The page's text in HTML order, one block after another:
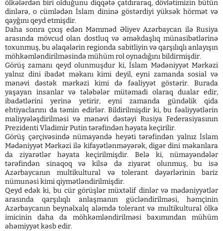
ölkələrdən biri olduğunu diqqətə çatdıraraq, dövlətimizin bütün
dinlərə, o cümlədən İslam dininə göstərdiyi yüksək hörmət və
qayğını qeyd etmişdir.
Daha sonra çıxış edən Məmməd Əliyev Azərbaycan ilə Rusiya
arasında mövcud olan dostluq və əməkdaşlıq münasibətlərinə
toxunmuş, bu əlaqələrin regionda sabitliyin və qarşılıqlı anlayışın
möhkəmləndirilməsində mühüm rol oynadığını bildirmişdir.
Görüş zamanı qeyd olunmuşdur ki, İslam Mədəniyyət Mərkəzi
yalnız dini ibadət məkanı kimi deyil, eyni zamanda sosial və
mənəvi dəstək mərkəzi kimi də fəaliyyət göstərir. Burada
yaşayan insanlar və tələbələr mütəmadi olaraq dualar edir,
ibadətlərini yerinə yetirir, eyni zamanda gündəlik qida
ehtiyaclarını da təmin edirlər. Bildirilmişdir ki, bu fəaliyyətlərin
maliyyələşdirilməsi və mənəvi dəstəyi Rusiya Federasiyasının
Prezidenti Vladimir Putin tərəfindən həyata keçirilir.
Görüş çərçivəsində nümayəndə heyəti tərəfindən yalnız İslam
Mədəniyyət Mərkəzi ilə kifayətlənməyərək, digər dini məkanlara
da ziyarətlər həyata keçirilmişdir. Belə ki, nümayəndələr
tərəfindən sinaqoq və kilsə də ziyarət olunmuş, bu isə
Azərbaycanın multikultural və tolerant dəyərlərinin bariz
nümunəsi kimi qiymətləndirilmişdir.
Qeyd edək ki, bu cür görüşlər müxtəlif dinlər və mədəniyyətlər
arasında qarşılıqlı anlaşmanın gücləndirilməsi, həmçinin
Azərbaycanın beynəlxalq aləmdə tolerant və multikultural ölkə
imicinin daha da möhkəmləndirilməsi baxımından mühüm
əhəmiyyət kəsb edir.